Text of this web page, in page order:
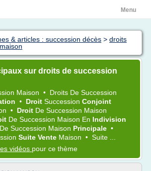
Menu
& articles : succession décès > droits
sur droits de succession
Maison • Droits De Succession
• Droit Succession Conjoint
• Droit De Succession Maison
De Succession Maison En Indivision
De Succession Maison Principale •
Suite Vente Maison • Suite ...
vidéos pour ce thème